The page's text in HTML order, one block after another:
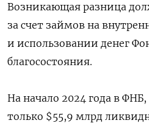
Возникающая разница
за счет займов на
и использовании денег
благосостояния.
На начало 2024 года в
только $55,9 млрд